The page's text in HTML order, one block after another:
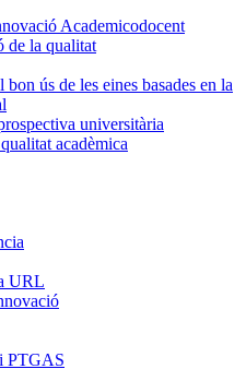
Academicodocent
de la qualitat
ús de les eines basades en la
universitària
acadèmica
URL
PTGAS